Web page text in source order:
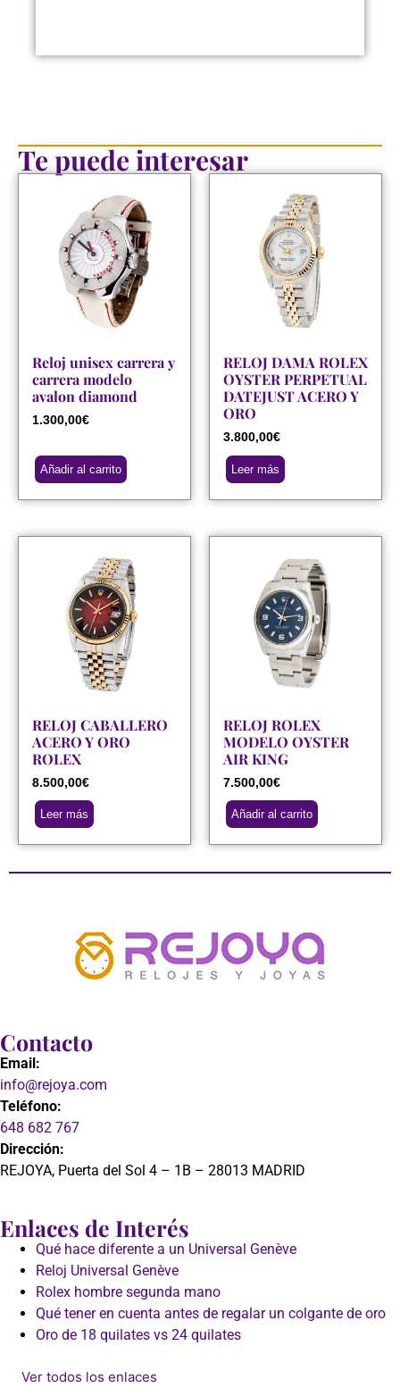
Te puede interesar
Reloj unisex carrera y
carrera modelo
avalon diamond
1.300,00€
Añadir al carrito
RELOJ DAMA ROLEX
OYSTER PERPETUAL
DATEJUST ACERO Y
ORO
3.800,00€
Leer más
RELOJ CABALLERO
ACERO Y ORO
ROLEX
8.500,00€
Leer más
RELOJ ROLEX
MODELO OYSTER
AIR KING
7.500,00€
Añadir al carrito
Contacto
Email:
info@rejoya.com
Teléfono:
648 682 767
Dirección:
REJOYA, Puerta del Sol 4 – 1B – 28013 MADRID
Enlaces de Interés
Qué hace diferente a un Universal Genève
Reloj Universal Genève
Rolex hombre segunda mano
Qué tener en cuenta antes de regalar un colgante de oro
Oro de 18 quilates vs 24 quilates
Ver todos los enlaces